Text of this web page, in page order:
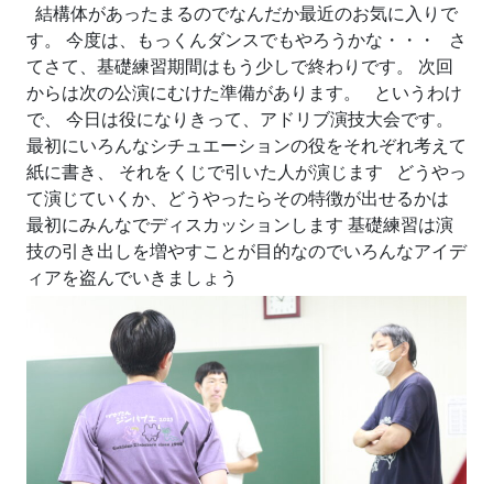
結構体があったまるのでなんだか最近のお気に入りで
す。 今度は、もっくんダンスでもやろうかな・・・ さ
てさて、基礎練習期間はもう少しで終わりです。 次回
からは次の公演にむけた準備があります。 というわけ
で、 今日は役になりきって、アドリブ演技大会です。
最初にいろんなシチュエーションの役をそれぞれ考えて
紙に書き、 それをくじで引いた人が演じます どうやっ
て演じていくか、どうやったらその特徴が出せるかは
最初にみんなでディスカッションします 基礎練習は演
技の引き出しを増やすことが目的なのでいろんなアイデ
ィアを盗んでいきましょう